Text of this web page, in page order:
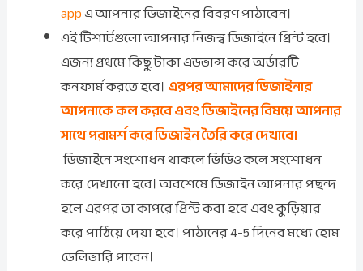
appএ আপনার ডিজাইনের বিবরণ পাঠাবেন।
এই টিশার্টগুলো আপনার নিজস্ব ডিজাইনে প্রিন্ট হবে।
এজন্য প্রথমে কিছু টাকা এডভান্স করে অর্ডারটি
কনফার্ম করতে হবে।এরপর আমাদের ডিজাইনার
আপনাকে কল করবে এবং ডিজাইনের বিষয়ে আপনার
সাথে পরামর্শ করে ডিজাইন তৈরি করে দেখাবে।
ডিজাইনে সংশোধন থাকলে ভিডিও কলে সংশোধন
করে দেখানো হবে। অবশেষে ডিজাইন আপনার পছন্দ
হলে এরপর তা কাপরে প্রিন্ট করা হবে এবং কুড়িয়ার
করে পাঠিয়ে দেয়া হবে। পাঠানের 4-5 দিনের মধ্যে হোম
ডেলিভারি পাবেন।